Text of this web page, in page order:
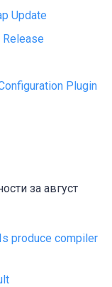
Update
Plugin
за август
produce compiler